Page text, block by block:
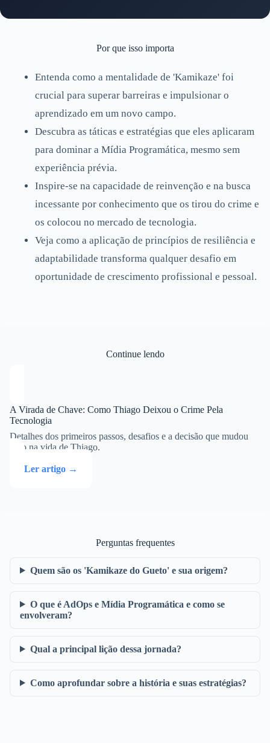
Por que isso importa
Entenda como a mentalidade de 'Kamikaze' foi
crucial para superar barreiras e impulsionar o
aprendizado em um novo campo.
Descubra as táticas e estratégias que eles aplicaram
para dominar a Mídia Programática, mesmo sem
experiência prévia.
Inspire-se na capacidade de reinvenção e na busca
incessante por conhecimento que os tirou do crime e
os colocou no mercado de tecnologia.
Veja como a aplicação de princípios de resiliência e
adaptabilidade transforma qualquer desafio em
oportunidade de crescimento profissional e pessoal.
Continue lendo
A Virada de Chave: Como Thiago Deixou o Crime Pela
Tecnologia
Detalhes dos primeiros passos, desafios e a decisão que mudou
tudo na vida de Thiago.
Ler artigo →
Perguntas frequentes
Quem são os 'Kamikaze do Gueto' e sua origem?
O que é AdOps e Mídia Programática e como se
envolveram?
Qual a principal lição dessa jornada?
Como aprofundar sobre a história e suas estratégias?